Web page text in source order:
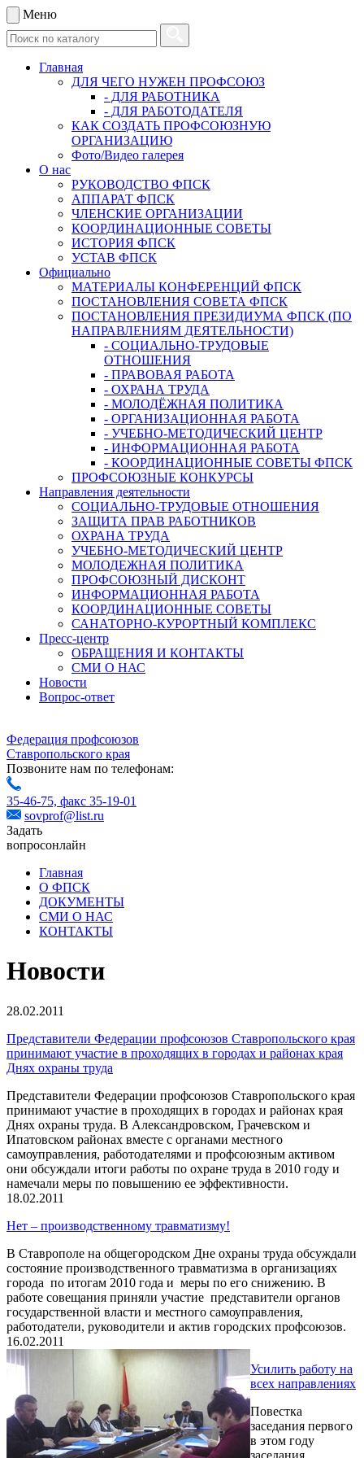
Меню
Главная
ДЛЯ ЧЕГО НУЖЕН ПРОФСОЮЗ
- ДЛЯ РАБОТНИКА
- ДЛЯ РАБОТОДАТЕЛЯ
КАК СОЗДАТЬ ПРОФСОЮЗНУЮ
ОРГАНИЗАЦИЮ
Фото/Видео галерея
О нас
РУКОВОДСТВО ФПСК
АППАРАТ ФПСК
ЧЛЕНСКИЕ ОРГАНИЗАЦИИ
КООРДИНАЦИОННЫЕ СОВЕТЫ
ИСТОРИЯ ФПСК
УСТАВ ФПСК
Официально
МАТЕРИАЛЫ КОНФЕРЕНЦИЙ ФПСК
ПОСТАНОВЛЕНИЯ СОВЕТА ФПСК
ПОСТАНОВЛЕНИЯ ПРЕЗИДИУМА ФПСК (ПО
НАПРАВЛЕНИЯМ ДЕЯТЕЛЬНОСТИ)
- СОЦИАЛЬНО-ТРУДОВЫЕ
ОТНОШЕНИЯ
- ПРАВОВАЯ РАБОТА
- ОХРАНА ТРУДА
- МОЛОДЁЖНАЯ ПОЛИТИКА
- ОРГАНИЗАЦИОННАЯ РАБОТА
- УЧЕБНО-МЕТОДИЧЕСКИЙ ЦЕНТР
- ИНФОРМАЦИОННАЯ РАБОТА
- КООРДИНАЦИОННЫЕ СОВЕТЫ ФПСК
ПРОФСОЮЗНЫЕ КОНКУРСЫ
Направления деятельности
СОЦИАЛЬНО-ТРУДОВЫЕ ОТНОШЕНИЯ
ЗАЩИТА ПРАВ РАБОТНИКОВ
ОХРАНА ТРУДА
УЧЕБНО-МЕТОДИЧЕСКИЙ ЦЕНТР
МОЛОДЕЖНАЯ ПОЛИТИКА
ПРОФСОЮЗНЫЙ ДИСКОНТ
ИНФОРМАЦИОННАЯ РАБОТА
КООРДИНАЦИОННЫЕ СОВЕТЫ
САНАТОРНО-КУРОРТНЫЙ КОМПЛЕКС
Пресс-центр
ОБРАЩЕНИЯ И КОНТАКТЫ
СМИ О НАС
Новости
Вопрос-ответ
Федерация профсоюзов
Ставропольского края
Позвоните нам по телефонам:
35-46-75, факс 35-19-01
sovprof@list.ru
Задать
вопросонлайн
Главная
О ФПСК
ДОКУМЕНТЫ
СМИ О НАС
КОНТАКТЫ
Новости
28.02.2011
Представители Федерации профсоюзов Ставропольского края
принимают участие в проходящих в городах и районах края
Днях охраны труда
Представители Федерации профсоюзов Ставропольского края
принимают участие в проходящих в городах и районах края
Днях охраны труда. В Александровском, Грачевском и
Ипатовском районах вместе с органами местного
самоуправления, работодателями и профсоюзным активом
они обсуждали итоги работы по охране труда в 2010 году и
намечали меры по повышению ее эффективности.
18.02.2011
Нет – производственному травматизму!
В Ставрополе на общегородском Дне охраны труда обсуждали
состояние производственного травматизма в организациях
города по итогам 2010 года и меры по его снижению. В
работе совещания приняли участие представители органов
государственной власти и местного самоуправления,
работодатели, руководители и актив городских профсоюзов.
16.02.2011
Усилить работу на
всех направлениях
Повестка
заседания первого
в этом году
заседания